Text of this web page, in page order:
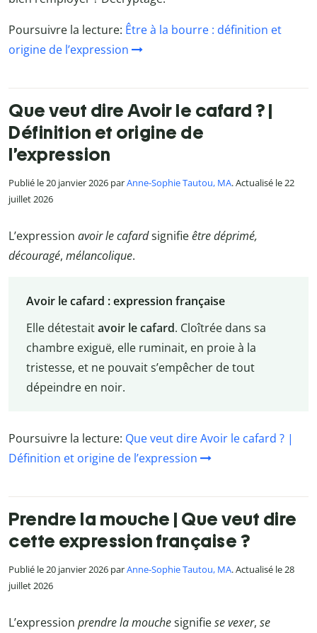
Poursuivre la lecture: Être à la bourre : définition et
origine de l’expression
Que veut dire Avoir le cafard ? |
Définition et origine de
l’expression
Publié le 20 janvier 2026 parAnne-Sophie Tautou, MA. Actualisé le 22
juillet 2026
L’expression avoir le cafardsignifieêtre déprimé,
découragé, mélancolique.
Avoir le cafard : expression française
Elle détestaitavoir le cafard. Cloîtrée dans sa
chambre exiguë, elle ruminait, en proie à la
tristesse, et ne pouvait s’empêcher de tout
dépeindre en noir.
Poursuivre la lecture: Que veut dire Avoir le cafard ? |
Définition et origine de l’expression
Prendre la mouche | Que veut dire
cette expression française ?
Publié le 20 janvier 2026 parAnne-Sophie Tautou, MA. Actualisé le 28
juillet 2026
L’expression prendre la mouchesignifiese vexer, se